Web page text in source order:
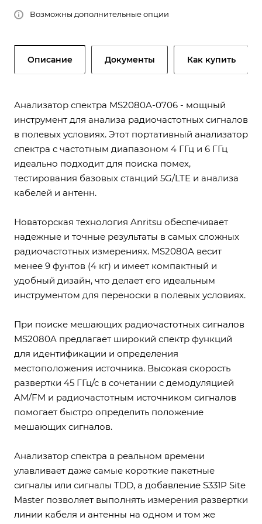
Возможны дополнительные опции
Описание Документы Как купить
Анализатор спектра MS2080A-0706 - мощный
инструмент для анализа радиочастотных сигналов
в полевых условиях. Этот портативный анализатор
спектра с частотным диапазоном 4 ГГц и 6 ГГц
идеально подходит для поиска помех,
тестирования базовых станций 5G/LTE и анализа
кабелей и антенн.
Новаторская технология Anritsu обеспечивает
надежные и точные результаты в самых сложных
радиочастотных измерениях. MS2080A весит
менее 9 фунтов (4 кг) и имеет компактный и
удобный дизайн, что делает его идеальным
инструментом для переноски в полевых условиях.
При поиске мешающих радиочастотных сигналов
MS2080A предлагает широкий спектр функций
для идентификации и определения
местоположения источника. Высокая скорость
развертки 45 ГГц/с в сочетании с демодуляцией
AM/FM и радиочастотным источником сигналов
помогает быстро определить положение
мешающих сигналов.
Анализатор спектра в реальном времени
улавливает даже самые короткие пакетные
сигналы или сигналы TDD, а добавление S331P Site
Master позволяет выполнять измерения развертки
линии кабеля и антенны на одном и том же